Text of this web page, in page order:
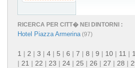
RICERCA PER CITT� NEI DINTORNI :
Hotel Piazza Armerina(97)
1 | 2 | 3 | 4 | 5 | 6 | 7 | 8 | 9 | 10 | 11 |
| 21 | 22 | 23 | 24 | 25 | 26 | 27 | 28 |